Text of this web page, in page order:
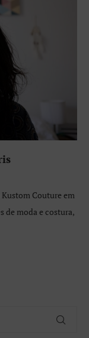
Kustom Couture em
de moda e costura,